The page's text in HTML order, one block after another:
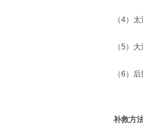
（4）
（5）
（6）
补救方